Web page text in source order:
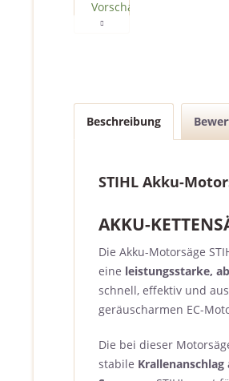
Beschreibung
STIHL Akku-
AKKU-
Die Akku-Motorsäge
eine leistungsstarke,
schnell, effektiv und
geräuscharmen EC-
Die bei dieser
stabile Krallenanschlag